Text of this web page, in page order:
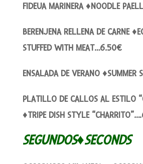
FIDEUA MARINERA ♦NOODLE
BERENJENA RELLENA DE CARNE
STUFFED WITH MEAT…6.50€
ENSALADA DE VERANO
PLATILLO DE CALLOS AL ESTILO
♦TRIPE DISH STYLE
SEGUNDOS♦SECONDS